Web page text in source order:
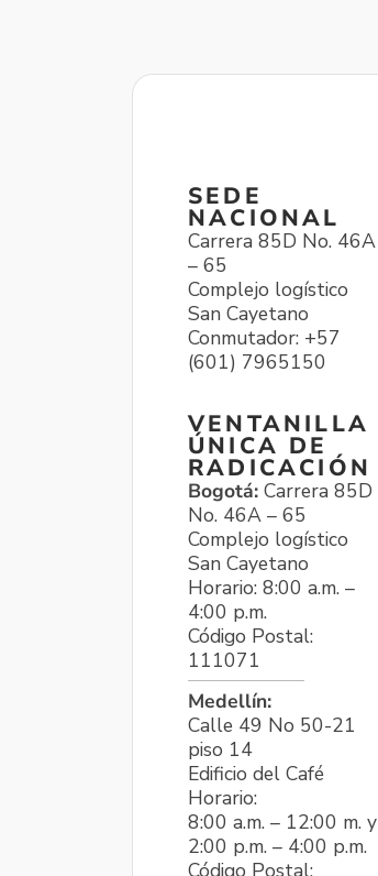
SEDE
NACIONAL
Carrera 85D No. 46A
– 65
Complejo logístico
San Cayetano
Conmutador: +57
(601) 7965150
VENTANILLA
ÚNICA DE
RADICACIÓN
Bogotá: Carrera 85D
No. 46A – 65
Complejo logístico
San Cayetano
Horario: 8:00 a.m. –
4:00 p.m.
Código Postal:
111071
Medellín:
Calle 49 No 50-21
piso 14
Edificio del Café
Horario:
8:00 a.m. – 12:00 m. y
2:00 p.m. – 4:00 p.m.